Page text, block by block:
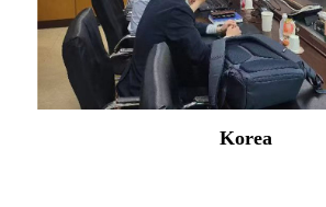
Korea